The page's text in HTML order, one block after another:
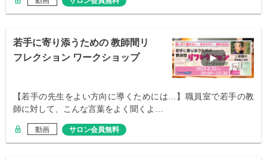
若手に寄り添うための 教師間リ
フレクション ワークショップ
【若手の先生をよい方向に導くためには…】職員室で若手の教
師に対して、こんな言葉をよく聞くよ…
動画 サロン会員無料